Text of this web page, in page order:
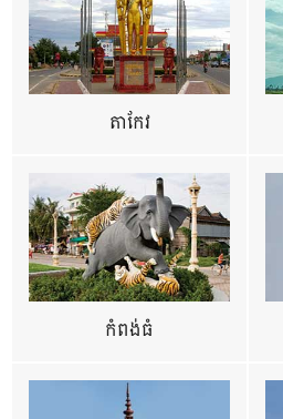
តាកែវ
កំពង់ធំ